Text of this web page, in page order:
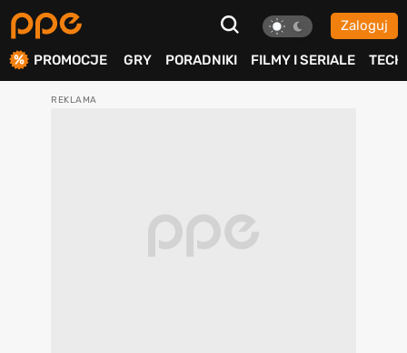
Zaloguj
PROMOCJE GRY PORADNIKI FILMY I SERIALE TECH